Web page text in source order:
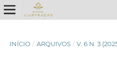
INÍCIO / ARQUIVOS / V. 6 N. 3